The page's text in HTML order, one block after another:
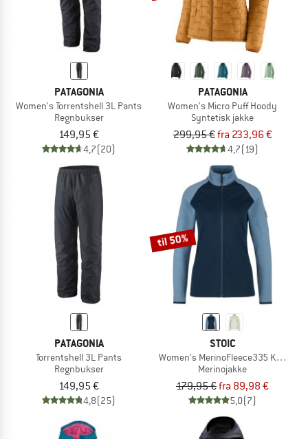
PATAGONIA
Women's Torrentshell 3L Pants
Regnbukser
149,95 €
4,7(20)
PATAGONIA
Women's Micro Puff Hoody
Syntetisk jakke
299,95 €fra 233,96 €
4,7(19)
PATAGONIA
Torrentshell 3L Pants
Regnbukser
149,95 €
4,8(25)
til 50%
STOIC
Women's MerinoFleece335
Merinojakke
179,95 €fra 89,98 €
5,0(7)